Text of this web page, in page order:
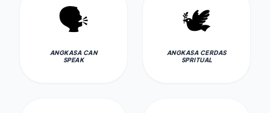
🗣️
ANGKASA CAN
SPEAK
🕊️
ANGKASA CERDAS
SPRITUAL